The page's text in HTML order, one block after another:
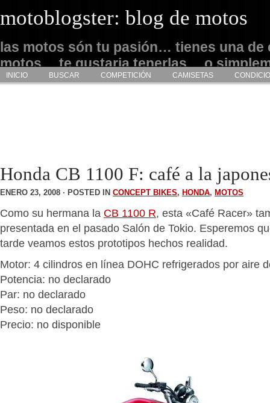
motoblogster: blog de motos
las motos són tu pasión… tienes una de
motos… te gustaria tenerlas… o
admirarlas… este es tu sitio
INICIO BUSCAR COMPETICIÓN CAMISETAS
Honda CB 1100 F: café a la
ENERO 23, 2008 · POSTED IN CONCEPT BIKES, HONDA, MOTOS
Como su hermana la CB 1100 R, esta «Café Racer»
presentada en el pasado Salón de Tokio. Esperemos
tarde veamos estos prototipos hechos realidad.
Motor: 4 cilindros en línea DOHC refrigerados por aire
Potencia: no declarado
Par: no declarado
Peso: no declarado
Precio: no disponible